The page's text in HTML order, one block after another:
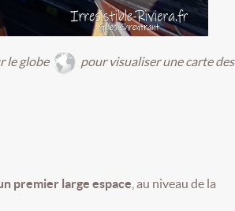
le globe
pour visualiser une carte des
premier large espace , au niveau de la